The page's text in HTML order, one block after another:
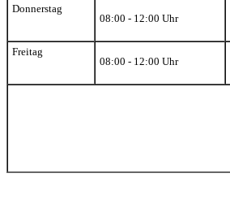
Donnerstag
08:00 - 12:00 Uhr
Freitag
08:00 - 12:00 Uhr